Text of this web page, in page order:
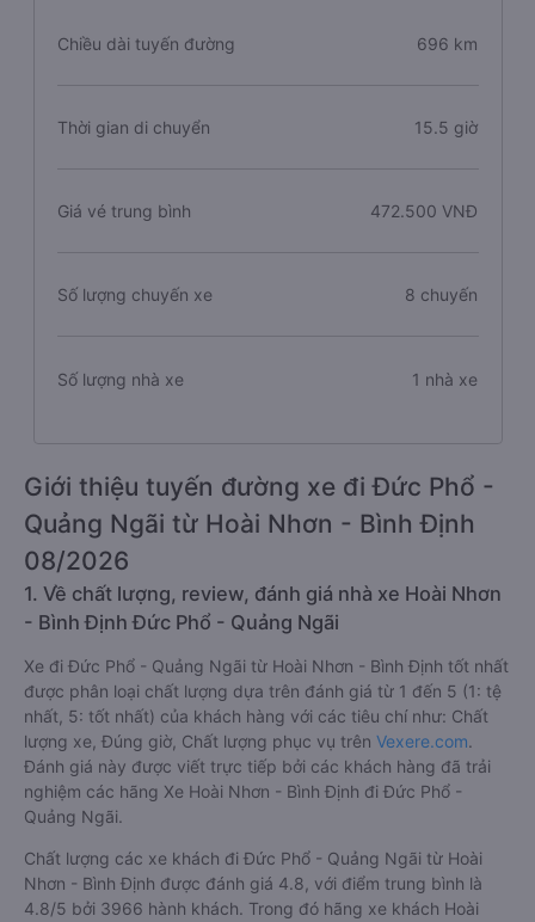
Chiều dài tuyến đường 696 km
Thời gian di chuyển 15.5 giờ
Giá vé trung bình 472.500 VNĐ
Số lượng chuyến xe 8 chuyến
Số lượng nhà xe 1 nhà xe
Giới thiệu tuyến đường xe đi Đức Phổ -
Quảng Ngãi từ Hoài Nhơn - Bình Định
08/2026
1. Về chất lượng, review, đánh giá nhà xe Hoài Nhơn
- Bình Định Đức Phổ - Quảng Ngãi
Xe đi Đức Phổ - Quảng Ngãi từ Hoài Nhơn - Bình Định tốt nhất
được phân loại chất lượng dựa trên đánh giá từ 1 đến 5 (1: tệ
nhất, 5: tốt nhất) của khách hàng với các tiêu chí như: Chất
lượng xe, Đúng giờ, Chất lượng phục vụ trên Vexere.com.
Đánh giá này được viết trực tiếp bởi các khách hàng đã trải
nghiệm các hãng Xe Hoài Nhơn - Bình Định đi Đức Phổ -
Quảng Ngãi.
Chất lượng các xe khách đi Đức Phổ - Quảng Ngãi từ Hoài
Nhơn - Bình Định được đánh giá 4.8, với điểm trung bình là
4.8/5 bởi 3966 hành khách. Trong đó hãng xe khách Hoài